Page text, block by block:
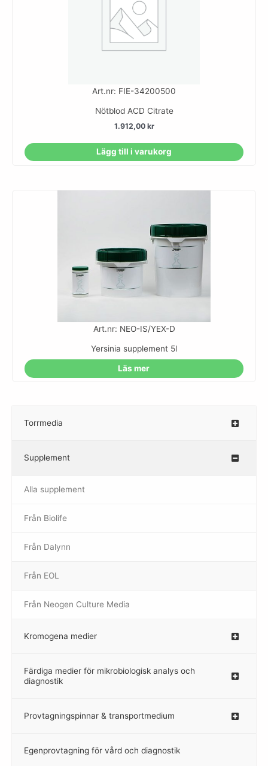
Art.nr: FIE-34200500
Nötblod ACD Citrate
1.912,00 kr
Lägg till i varukorg
Art.nr: NEO-IS/YEX-D
Yersinia supplement 5l
Läs mer
Torrmedia
–
Supplement
–
Alla supplement
Från Biolife
–
Från Dalynn
–
Från EOL
–
Från Neogen Culture Media
–
Kromogena medier
–
Färdiga medier för mikrobiologisk analys och
diagnostik
Provtagningspinnar & transportmedium
–
Egenprovtagning för vård och diagnostik
–